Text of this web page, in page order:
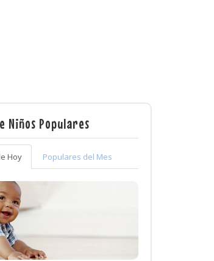
Niños Populares
Hoy Populares del Mes